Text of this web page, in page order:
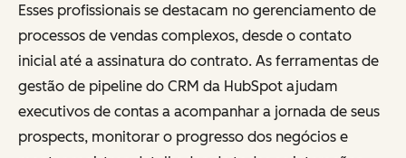
Esses profissionais se destacam no gerenciamento de
processos de vendas complexos, desde o contato
inicial até a assinatura do contrato. As ferramentas de
gestão de pipeline do CRM da HubSpot ajudam
executivos de contas a acompanhar a jornada de seus
prospects, monitorar o progresso dos negócios e